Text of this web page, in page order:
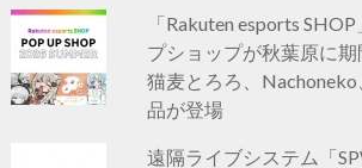
「Rakuten esports
プショップが秋葉原に
猫麦とろろ、
品が登場
遠隔ライブシステム「